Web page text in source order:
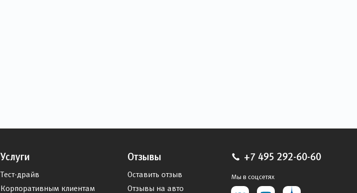
Услуги
Тест-драйв
Корпоративным клиентам
Отзывы
Оставить отзыв
Отзывы на авто
+7 495 292-60-60
Мы в соцсетях